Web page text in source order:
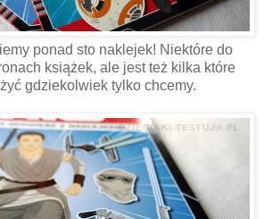
ponad sto naklejek! Niektóre do
książek, ale jest też kilka które
gdziekolwiek tylko chcemy.